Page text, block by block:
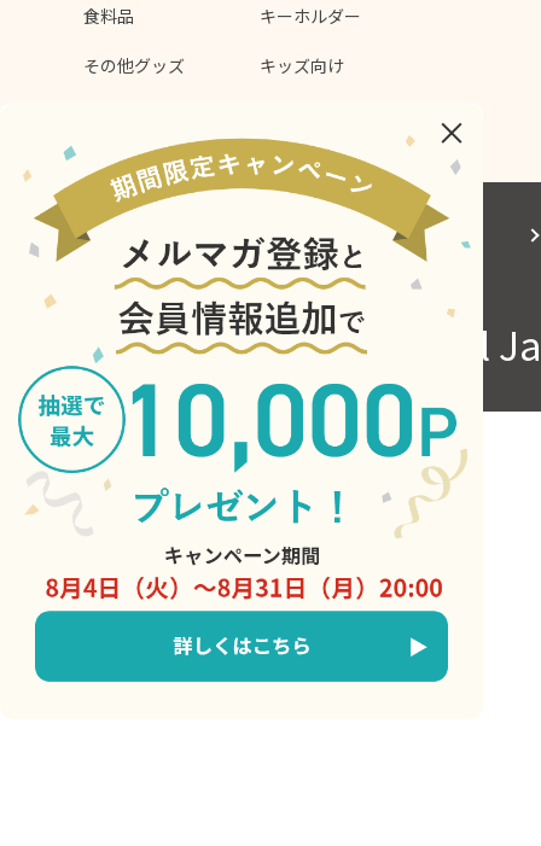
食料品
その他グッズ
キーホルダー
キッズ向け
会社概要 サイトご利用にあたって
Copyright © Central